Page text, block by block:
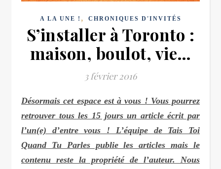
A LA UNE ! , CHRONIQUES D'INVITÉS
S’installer à Toronto :
maison, boulot, vie…
3 février 2016
Désormais cet espace est à vous ! Vous pourrez
retrouver tous les 15 jours un article écrit par
l’un(e) d’entre vous ! L’équipe de Tais Toi
Quand Tu Parles publie les articles mais le
contenu reste la propriété de l’auteur. Nous